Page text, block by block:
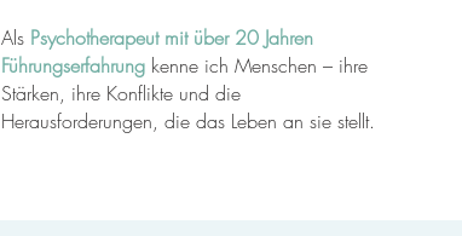
Als Psychotherapeut mit über 20 Jahren
Führungserfahrung kenne ich Menschen – ihre
Stärken, ihre Konflikte und die
Herausforderungen, die das Leben an sie stellt.